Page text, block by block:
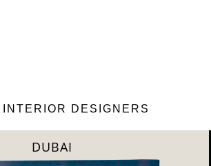
INTERIOR DESIGNERS
RIYAHD